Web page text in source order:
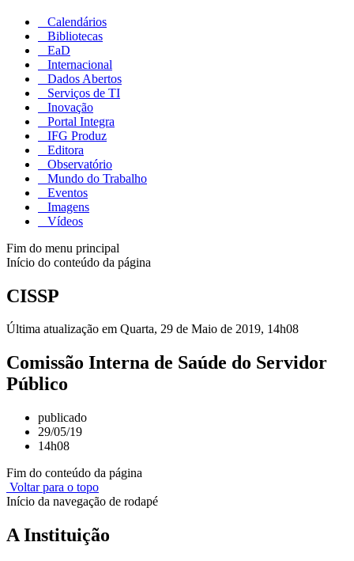
Calendários
Bibliotecas
EaD
Internacional
Dados Abertos
Serviços de TI
Inovação
Portal Integra
IFG Produz
Editora
Observatório
Mundo do Trabalho
Eventos
Imagens
Vídeos
Fim do menu principal
Início do conteúdo da página
CISSP
Última atualização em Quarta, 29 de Maio de 2019, 14h08
Comissão Interna de Saúde do Servidor
Público
publicado
29/05/19
14h08
Fim do conteúdo da página
Voltar para o topo
Início da navegação de rodapé
A Instituição